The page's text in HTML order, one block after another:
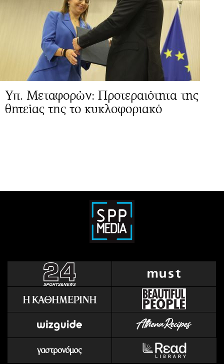
Υπ. Μεταφορών: Προτεραιότητα της
θητείας της το κυκλοφοριακό